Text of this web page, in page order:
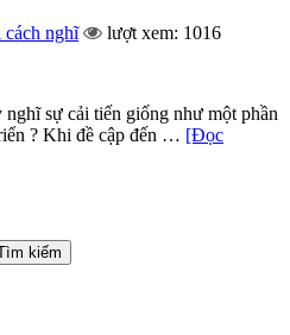
nghĩ lượt xem: 1016
sự cải tiến giống như một phần
? Khi đề cập đến … [Đọc